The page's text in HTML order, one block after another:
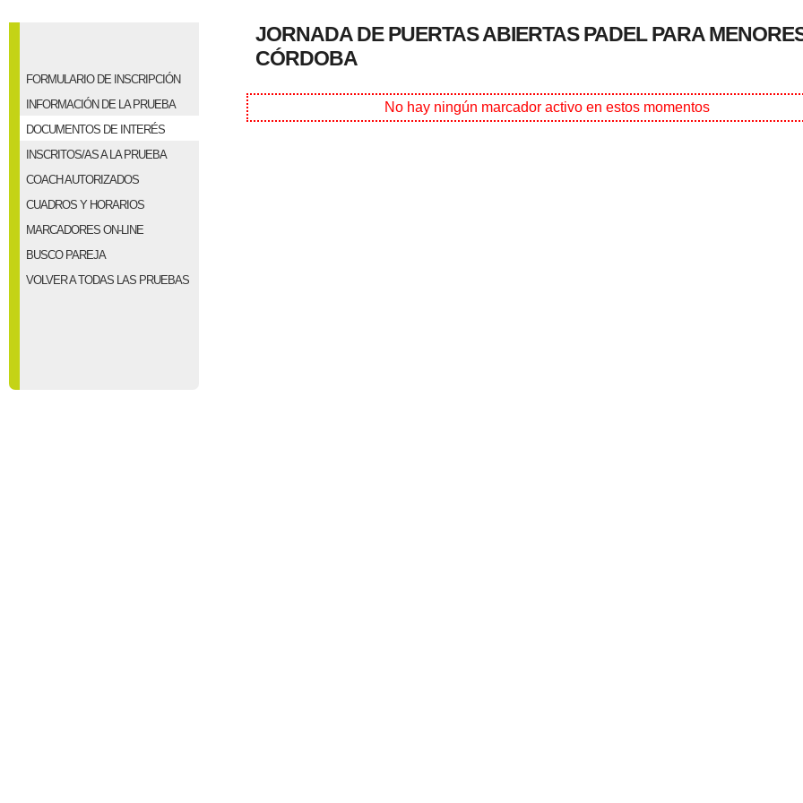
FORMULARIO DE INSCRIPCIÓN
INFORMACIÓN DE LA PRUEBA
DOCUMENTOS DE INTERÉS
INSCRITOS/AS A LA PRUEBA
COACH AUTORIZADOS
CUADROS Y HORARIOS
MARCADORES ON-LINE
BUSCO PAREJA
VOLVER A TODAS LAS PRUEBAS
JORNADA DE PUERTAS ABIERTAS PADEL PARA
CÓRDOBA
No hay ningún marcador activo en estos momentos